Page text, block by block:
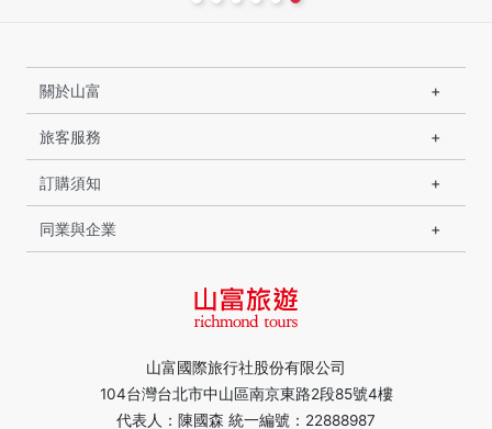
山富國際旅行社股份有限公司
104台灣台北市中山區南京東路2段85號4樓
代表人：陳國森 統一編號：22888987
關於山富
旅客服務
訂購須知
同業與企業